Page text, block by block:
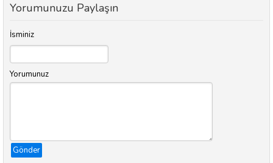
Yorumunuzu Paylaşın
İsminiz
Yorumunuz
Gönder